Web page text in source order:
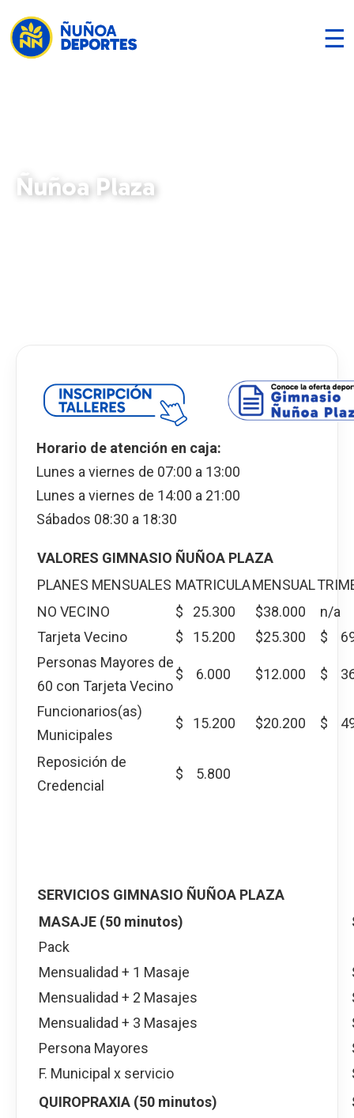
☰
Ñuñoa Plaza
Horario de atención en caja:
Lunes a viernes de 07:00 a 13:00
Lunes a viernes de 14:00 a 21:00
Sábados 08:30 a 18:30
VALORES GIMNASIO ÑUÑOA PLAZA
PLANES MENSUALES MATRICULAMENSUAL
NO VECINO
$ 25.300 $38.000
n/a
Tarjeta Vecino
$ 15.200 $25.300
$
Personas Mayores de
60 con Tarjeta Vecino
$ 6.000 $12.000 $
Funcionarios(as)
Municipales
$ 15.200 $20.200 $
Reposición de
Credencial
$ 5.800
SERVICIOS GIMNASIO ÑUÑOA PLAZA
MASAJE (50 minutos)
Pack
Mensualidad + 1 Masaje
Mensualidad + 2 Masajes
Mensualidad + 3 Masajes
Persona Mayores
F. Municipal x servicio
QUIROPRAXIA (50 minutos)